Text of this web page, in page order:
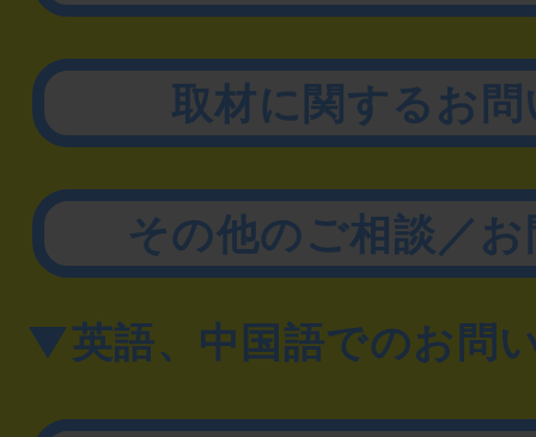
取材に関するお
その他のご相談／
▼英語、中国語でのお問